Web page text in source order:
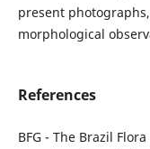
present
morphological
References
BFG - The Brazil